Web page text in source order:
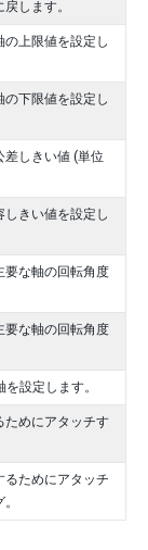
します。
上限値を設定し
下限値を設定し
差しきい値 (単位
きい値を設定し
要な軸の回転角度
要な軸の回転角度
設定します。
ためにアタッチす
るためにアタッチ